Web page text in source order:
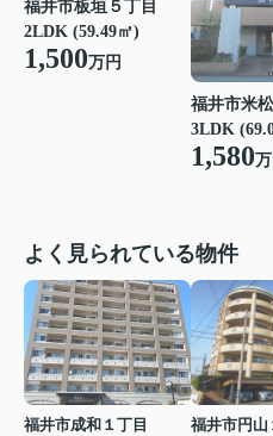
福井市板垣５丁目
2LDK (59.49㎡)
1,500万円
福井市米
3LDK
1,580
よく見られている物件
福井市成和１丁目
福井市円山